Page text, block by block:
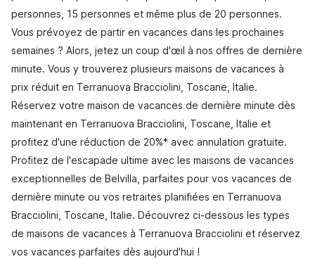
personnes, 15 personnes et même plus de 20 personnes.
Vous prévoyez de partir en vacances dans les prochaines
semaines ? Alors, jetez un coup d'œil à nos offres de dernière
minute. Vous y trouverez plusieurs maisons de vacances à
prix réduit en Terranuova Bracciolini, Toscane, Italie.
Réservez votre maison de vacances de dernière minute dès
maintenant en Terranuova Bracciolini, Toscane, Italie et
profitez d'une réduction de 20%* avec annulation gratuite.
Profitez de l'escapade ultime avec les maisons de vacances
exceptionnelles de Belvilla, parfaites pour vos vacances de
dernière minute ou vos retraites planifiées en Terranuova
Bracciolini, Toscane, Italie. Découvrez ci-dessous les types
de maisons de vacances à Terranuova Bracciolini et réservez
vos vacances parfaites dès aujourd'hui !